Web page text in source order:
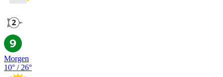
Morgen
10° / 26°